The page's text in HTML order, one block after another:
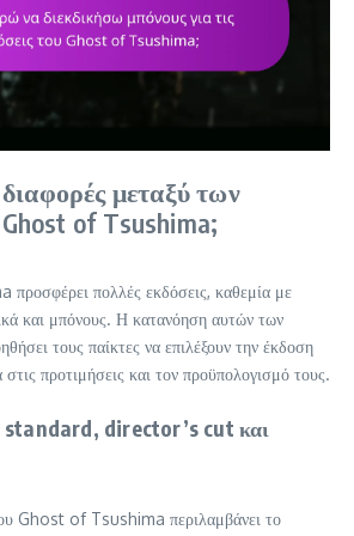
διαφορές μεταξύ των
of Tsushima;
πολλές εκδόσεις, καθεμία με
και μπόνους. Η κατανόηση αυτών των
τους παίκτες να επιλέξουν την έκδοση
στις προτιμήσεις και τον προϋπολογισμό τους.
director’s cut και
Ghost of Tsushima περιλαμβάνει το